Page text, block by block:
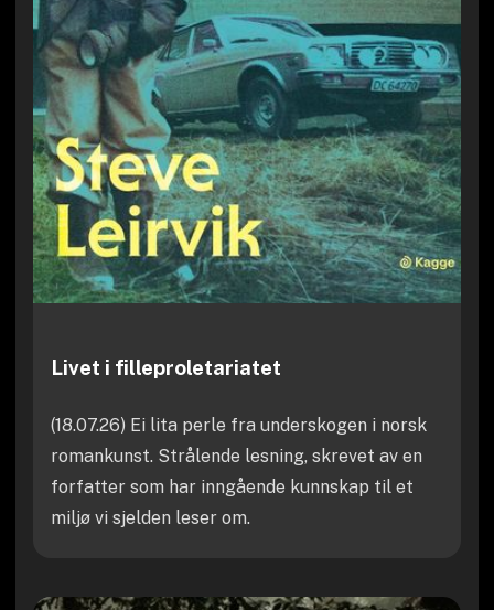
Livet i filleproletariatet
(18.07.26) Ei lita perle fra underskogen i norsk
romankunst. Strålende lesning, skrevet av en
forfatter som har inngående kunnskap til et
miljø vi sjelden leser om.